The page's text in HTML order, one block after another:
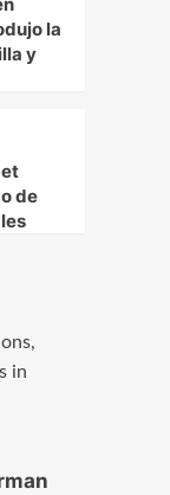
la
y
de